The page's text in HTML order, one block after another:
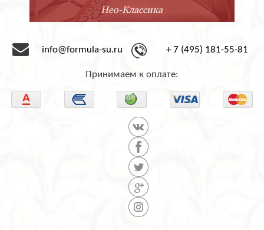
Нео-Классика
info@formula-su.ru + 7 (495) 181-55-81
Принимаем к оплате: